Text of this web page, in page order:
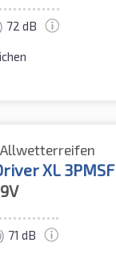
72 dB
Allwetterreifen
XL 3PMSF
71 dB